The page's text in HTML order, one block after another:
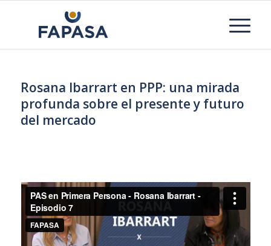
Rosana Ibarrart en PPP: una mirada
profunda sobre el presente y futuro
del mercado